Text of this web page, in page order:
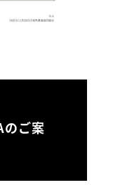
のご案